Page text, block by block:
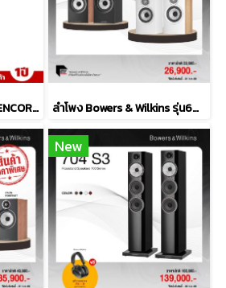
JBL ลำโพงบลูทูธ รุ่น PBENCOREESSAS2-Black ลำโพง Bowers & Wilkins รุ่น607 S3
New